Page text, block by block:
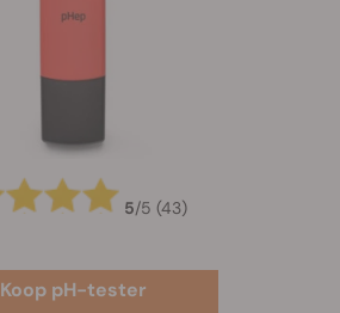
5/5 (43)
Koop pH-tester